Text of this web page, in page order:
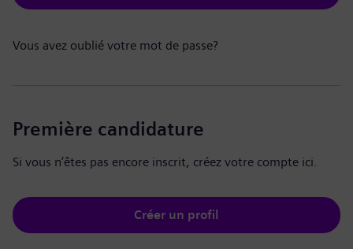
Vous avez oublié votre mot de passe?
Première candidature
Si vous n’êtes pas encore inscrit, créez votre compte ici.
Créer un profil